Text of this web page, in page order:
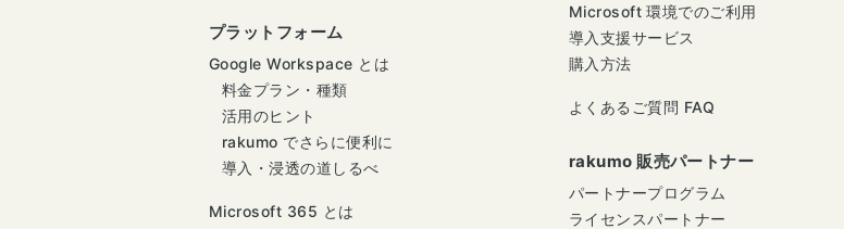
プラットフォーム
Google Workspace とは
料金プラン・種類
活用のヒント
rakumo でさらに便利に
導入・浸透の道しるべ
Microsoft 365 とは
Microsoft 環境でのご利用
導入支援サービス
購入方法
よくあるご質問 FAQ
rakumo 販売パートナー
パートナープログラム
ライセンスパートナー